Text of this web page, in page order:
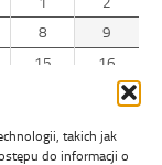
takich jak
do informacji o
8
9
15
16